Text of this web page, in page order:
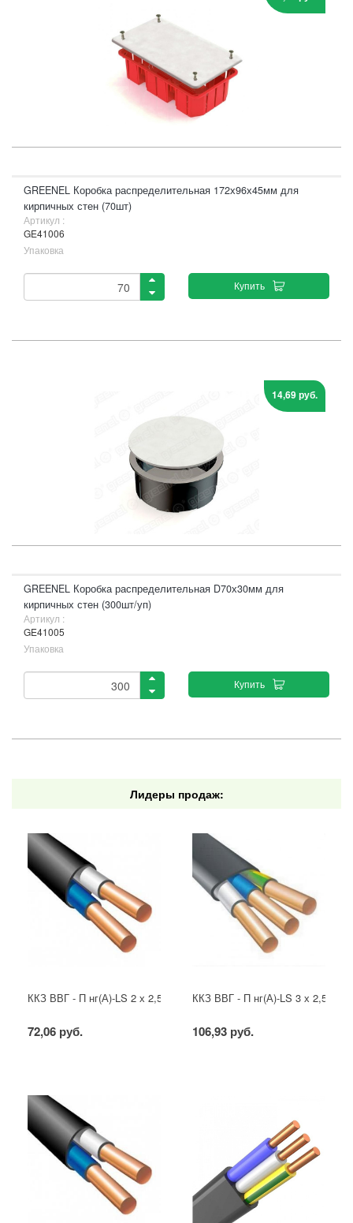
GREENEL Коробка распределительная 172х96х45мм для
кирпичных стен (70шт)
Артикул :
GE41006
Упаковка
Купить
14,69 руб.
GREENEL Коробка распределительная D70х30мм для
кирпичных стен (300шт/уп)
Артикул :
GE41005
Упаковка
Купить
Лидеры продаж:
ККЗ ВВГ - П нг(А)-LS 2 х 2,5 ГОСТ
72,06 руб.
ККЗ ВВГ - П нг(А)-LS 3 х 2,5
106,93 руб.